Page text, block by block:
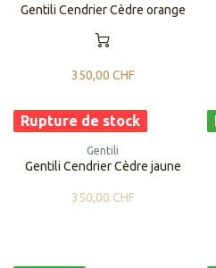
Gentili Cendrier Cèdre orange
350,00 CHF
Rupture de stock
Gentili
Gentili Cendrier Cèdre jaune
350,00 CHF